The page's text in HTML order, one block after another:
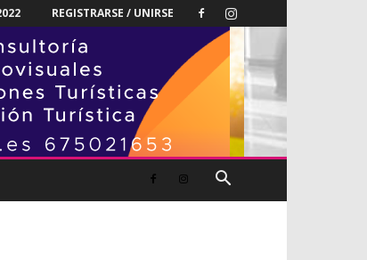
REGISTRARSE / UNIRSE